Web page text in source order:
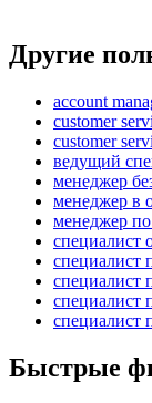
Другие
account
customer
customer
ведущий
менеджер
менеджер в
менеджер
специалист
специалист
специалист
специалист
специалист
Быстрые